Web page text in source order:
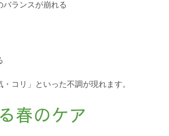
バランスが崩れる
コリ」といった不調が現れます。
春のケア